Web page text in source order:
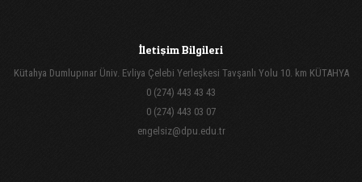
İletişim Bilgileri
Kütahya Dumlupınar Üniv. Evliya Çelebi Yerleşkesi Tavşanlı Yolu 10. km KÜTAHYA
0 (274) 443 43 43
0 (274) 443 03 07
engelsiz@dpu.edu.tr